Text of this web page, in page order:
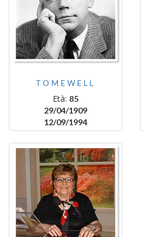
TOMEWELL
Età: 85
29/04/1909
12/09/1994